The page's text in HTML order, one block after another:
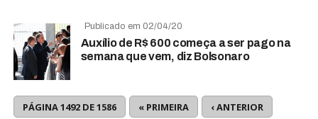
Publicado em 02/04/20
Auxílio de R$ 600 começa a ser pago na
semana que vem, diz Bolsonaro
PÁGINA 1492 DE 1586 « PRIMEIRA
‹ ANTERIOR